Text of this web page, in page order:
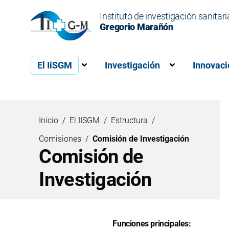
Instituto de investigación
Gregorio Marañón
El IiSGM Muestra el submenú para “El
Investigación Muestra el
Inicio El IISGM
Estructura
Comisiones
Comisión de Investigación
Comisión de
Investigación
Funciones principales: